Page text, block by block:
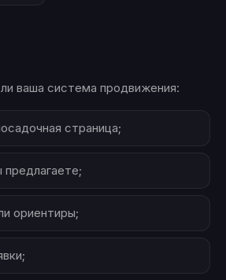
ваша система продвижения:
страница;
предлагаете;
ориентиры;